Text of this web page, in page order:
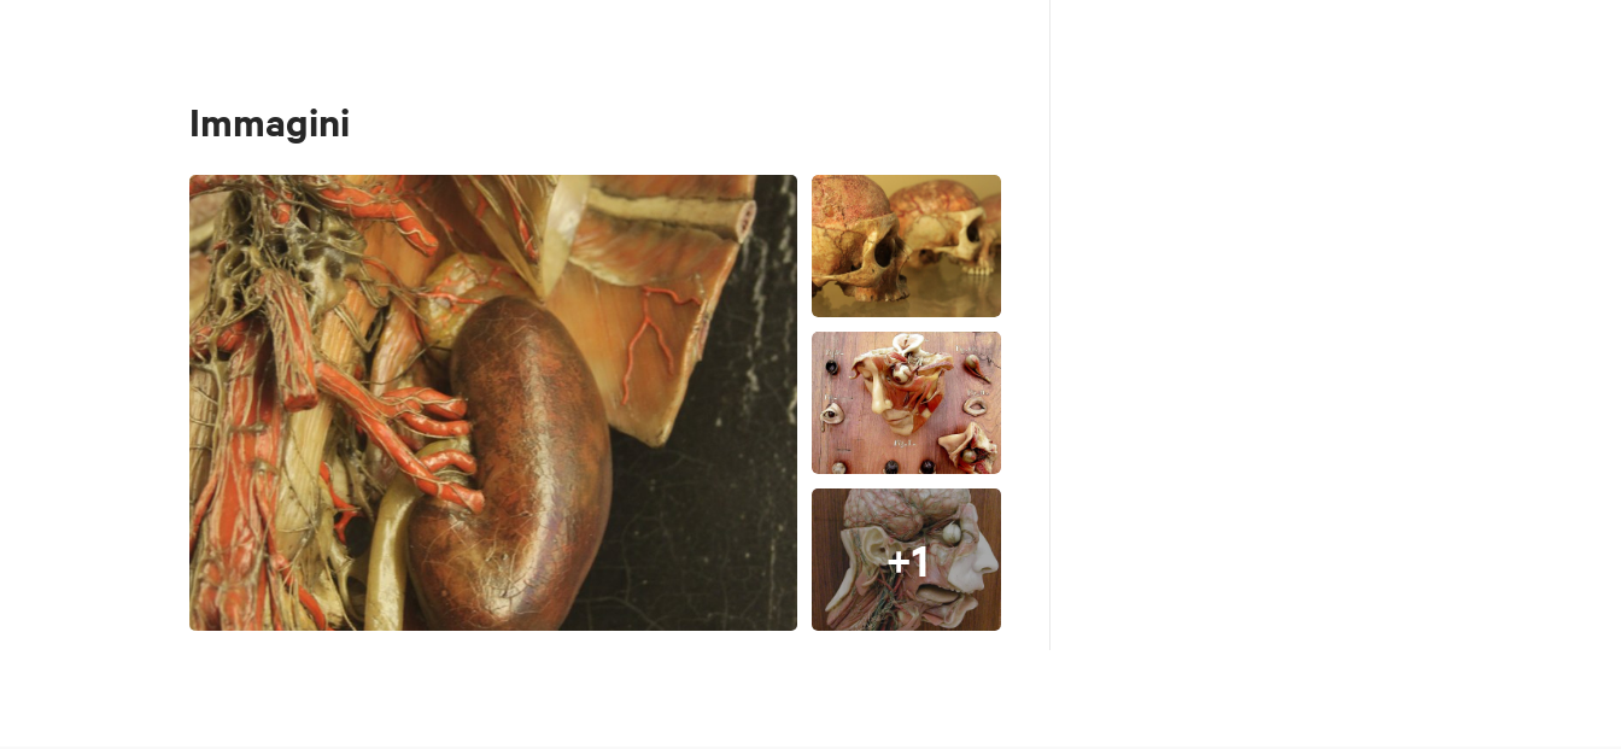
Immagini
+1